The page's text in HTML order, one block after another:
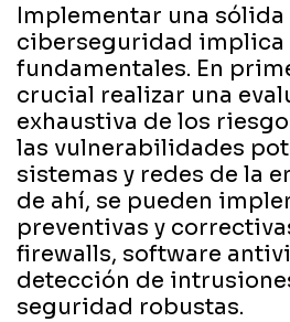
Implementar una
ciberseguridad implica
fundamentales. En
crucial realizar una
exhaustiva de los
las vulnerabilidades
sistemas y redes de la
de ahí, se pueden
preventivas y
firewalls, software
detección de
seguridad robustas.